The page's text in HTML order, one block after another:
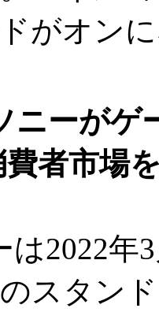
がオン
ニーがゲ
費者市場
2022年
スタン